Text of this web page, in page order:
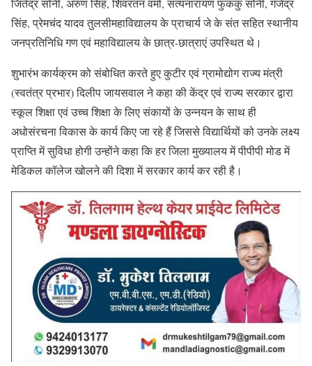
जितेंद्र सोनी, अरुण सिंह, शिवरतन वर्मा, सत्यनारायण फुककु सोनी, गजेंद्र
सिंह, प्रेमचंद यादव तुलसीमहाविद्यालय के प्राचार्य जे के संत सहित स्थानीय
जनप्रतिनिधि गण एवं महाविद्यालय के छात्र-छात्राएं उपस्थित थे।
शुभारंभ कार्यक्रम को संबोधित करते हुए कुटीर एवं ग्रामोद्योग राज्य मंत्री
(स्वतंत्र प्रभार) दिलीप जायसवाल ने कहा की केंद्र एवं राज्य सरकार द्वारा
स्कूल शिक्षा एवं उच्च शिक्षा के लिए संकायों के उन्नयन के साथ ही
अधोसंरचना विकास के कार्य किए जा रहे हैं जिससे विद्यार्थियों को उनके लक्ष्य
प्राप्ति में सुविधा होगी उन्होंने कहा कि हर जिला मुख्यालय में पीपीपी मोड में
मेडिकल कॉलेज खोलने की दिशा में सरकार कार्य कर रही है।